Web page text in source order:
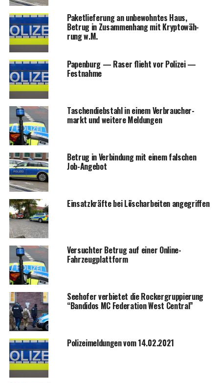
Paket­lie­fe­rung an unbe­wohn­tes Haus,
Betrug in Zusam­men­hang mit Kryp­to­wäh­
rung w.M.
Papen­burg — Raser flieht vor Poli­zei —
Festnahme
Taschen­dieb­stahl in einem Ver­brau­cher­
markt und wei­te­re Meldungen
Betrug in Ver­bin­dung mit einem fal­schen
Job-Angebot
Ein­satz­kräf­te bei Lösch­ar­bei­ten angegriffen
Ver­such­ter Betrug auf einer Online-
Fahrzeugplattform
See­ho­fer ver­bie­tet die Rocker­grup­pie­rung
“Ban­di­dos MC Fede­ra­ti­on West Central”
Poli­zei­mel­dun­gen vom 14.02.2021